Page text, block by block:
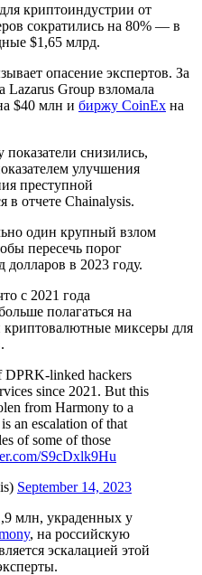
криптоиндустрии от
сократились на 80% — в
$1,65 млрд.
опасение экспертов. За
Lazarus Group взломала
$40 млн и биржу CoinEx на
показатели снизились,
улучшения
преступной
в отчете Chainalysis.
один крупный взлом
пересечь порог
долларов в 2023 году.
с 2021 года
полагаться на
миксеры для
DPRK-linked hackers
since 2021. But this
from Harmony to a
an escalation of that
of some of those
S9cDxlk9Hu
September 14, 2023
млн, украденных у
, на российскую
эскалацией этой